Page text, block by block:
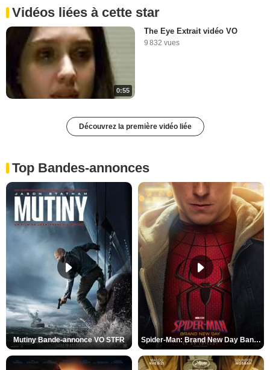
Vidéos liées à cette star
0:55
The Eye Extrait vidéo VO
9 832 vues
Découvrez la première vidéo liée
Top Bandes-annonces
Mutiny Bande-annonce VO STFR Spider-Man: Brand New Day Bande-annonce VO STFR